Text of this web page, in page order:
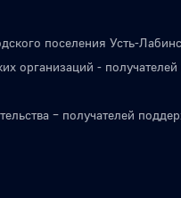
поселения Усть-
организаций -
– получателей